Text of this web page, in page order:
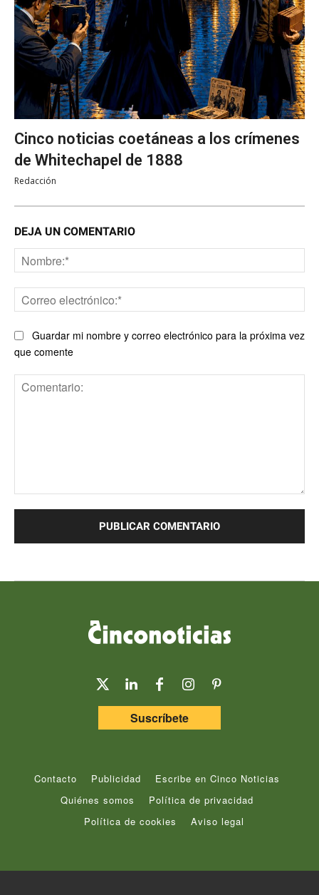
Cinco noticias coetáneas a los crímenes
de Whitechapel de 1888
Redacción
DEJA UN COMENTARIO
Guardar mi nombre y correo electrónico para la próxima vez
que comente
Suscríbete
Contacto Publicidad
Escribe en Cinco Noticias
Quiénes somos
Política de privacidad
Política de cookies
Aviso legal